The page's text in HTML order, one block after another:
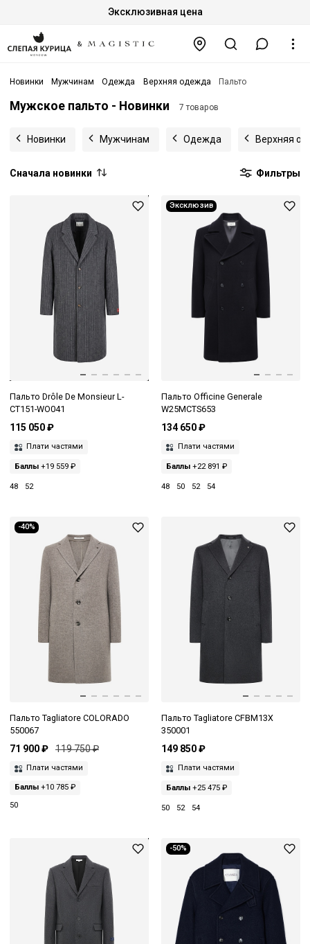
Эксклюзивная цена
Новинки Мужчинам Одежда Верхняя одежда Пальто
Мужское пальто - Новинки 7 товаров
Новинки Мужчинам Одежда Верхняя
Сначала новинки Фильтры
Пальто Drôle De Monsieur L-
CT151-WO041
115 050 ₽
Плати частями
Баллы +19 559 ₽
48 52
Эксклюзив
Пальто Officine Generale
W25MCTS653
134 650 ₽
Плати частями
Баллы+22 891 ₽
48 50 52 54
-40%
Пальто Tagliatore COLORADO
550067
71 900 ₽ 119 750 ₽
Плати частями
Баллы +10 785 ₽
50
Пальто Tagliatore CFBM13X
350001
149 850 ₽
Плати частями
Баллы+25 475 ₽
50 52 54
-50%